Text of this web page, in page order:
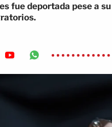
fue deportada pese a